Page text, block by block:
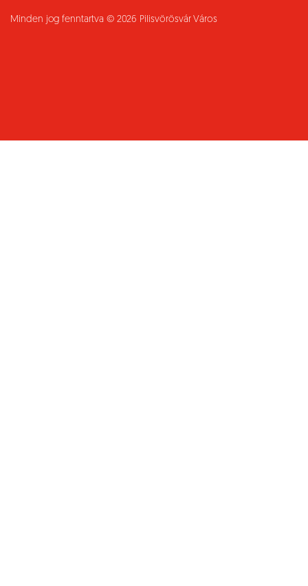
Minden jog fenntartva © 2026 Pilisvörösvár Város